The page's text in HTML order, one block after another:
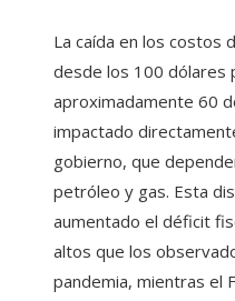
La caída en los costos
desde los 100 dólares
aproximadamente 60
impactado
gobierno, que
petróleo y gas. Esta
aumentado el déficit
altos que los
pandemia, mientras el